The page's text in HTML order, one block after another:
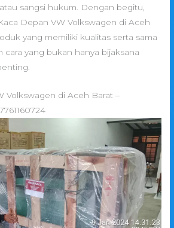
sangsi hukum. Dengan begitu,
Depan VW Volkswagen di Aceh
yang memiliki kualitas serta sama
cara yang bukan hanya bijaksana
Volkswagen di Aceh Barat –